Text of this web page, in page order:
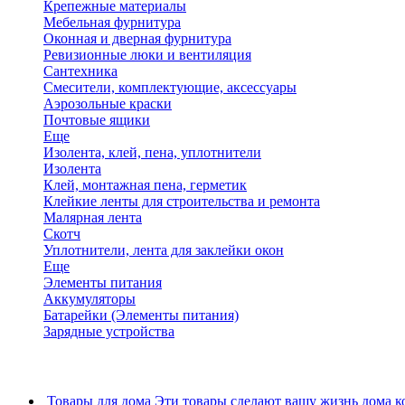
Крепежные материалы
Мебельная фурнитура
Оконная и дверная фурнитура
Ревизионные люки и вентиляция
Сантехника
Смесители, комплектующие, аксессуары
Аэрозольные краски
Почтовые ящики
Еще
Изолента, клей, пена, уплотнители
Изолента
Клей, монтажная пена, герметик
Клейкие ленты для строительства и ремонта
Малярная лента
Скотч
Уплотнители, лента для заклейки окон
Еще
Элементы питания
Аккумуляторы
Батарейки (Элементы питания)
Зарядные устройства
Товары для дома Эти товары сделают вашу жизнь дома